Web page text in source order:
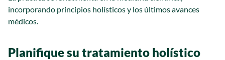
incorporando principios holísticos y los últimos avances
médicos.
Planifique su tratamiento holístico